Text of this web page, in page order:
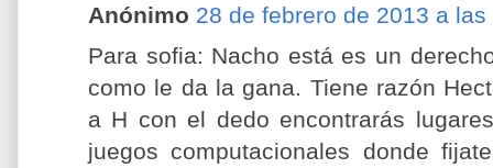
Anónimo 28 de febrero de 2013 a las
Para sofia: Nacho está es un
como le da la gana. Tiene razón
a H con el dedo encontrarás
juegos computacionales donde